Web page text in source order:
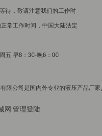
待，敬请注意我们的工作时
常工作时间，中国大陆法定
五 早8：30-晚6：00
限公司是国内外专业的液压产品厂
网 管理登陆